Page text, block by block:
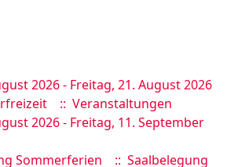
2026 - Freitag, 21. August 2026
:: Veranstaltungen
2026 - Freitag, 11. September
Sommerferien
:: Saalbelegung